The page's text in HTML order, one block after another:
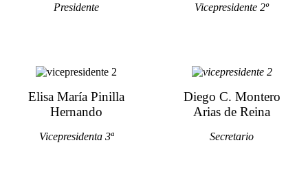
Presidente Vicepresidente 2º
Elisa María Pinilla
Hernando
Vicepresidenta 3ª
Diego C. Montero
Arias de Reina
Secretario